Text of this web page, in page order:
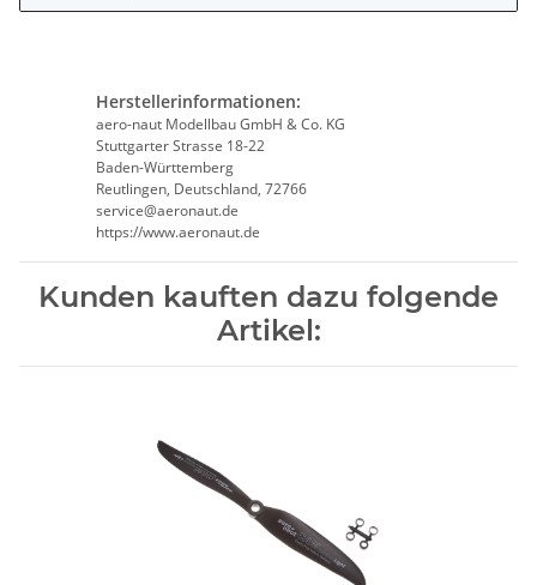
Herstellerinformationen:
aero-naut Modellbau GmbH & Co. KG
Stuttgarter Strasse 18-22
Baden-Württemberg
Reutlingen, Deutschland, 72766
service@aeronaut.de
https://www.aeronaut.de
Kunden kauften dazu folgende
Artikel: